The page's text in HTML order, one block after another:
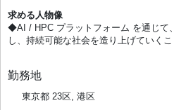
求める人物像
◆AI / HPC プラットフォーム を通じて
し、持続可能な社会を造り上げていく
勤務地
東京都 23区, 港区